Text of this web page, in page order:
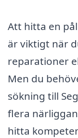
Att hitta en
är viktigt när
reparationer
Men du
sökning till
flera
hitta